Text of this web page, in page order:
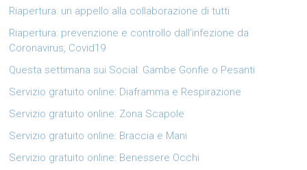
Riapertura: un appello alla collaborazione di tutti
Riapertura: prevenzione e controllo dall’infezione da
Coronavirus, Covid19
Questa settimana sui Social: Gambe Gonfie o Pesanti
Servizio gratuito online: Diaframma e Respirazione
Servizio gratuito online: Zona Scapole
Servizio gratuito online: Braccia e Mani
Servizio gratuito online: Benessere Occhi